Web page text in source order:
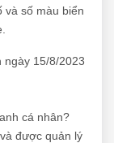
và số màu biển
ngày 15/8/2023
cá nhân?
được quản lý